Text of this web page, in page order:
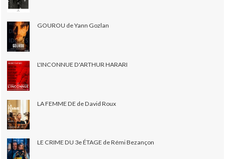
GOUROU de Yann Gozlan
L'INCONNUE D'ARTHUR HARARI
LA FEMME DE de David Roux
LE CRIME DU 3e ÉTAGE de Rémi Bezançon